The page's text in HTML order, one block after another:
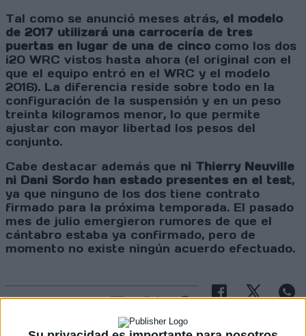
Tal como se anunció meses atrás, el modelo
de 2017 utilizará una carrocería de tres
puertas en lugar de una de cinco como los dos
i20 WRC vistos hasta ahora (el original con el
que el equipo entró en el WRC y el modelo
2016). La diferencia reside sobre todo en la
configuración de la suspensión y en un peso
treinta kilogramos menor, lo que permite
ajustar con mayor libertad los pesos del
conjunto.
Cabe destacar además que ni Thierry Neuville
ni Dani Sordo han estado presentes en el test,
ya que ninguno de los dos tiene contrato
firmado para la próxima temporada. El pasado
mes de julio emergieron rumores de que el
cántabro estaba ya confirmado, pero de
momento no existe ningún acuerdo efectuado.